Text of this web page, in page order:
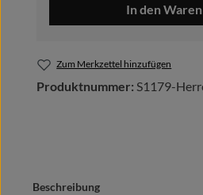
In den
Zum Merkzettel hinzufügen
Produktnummer: S1179-
Beschreibung